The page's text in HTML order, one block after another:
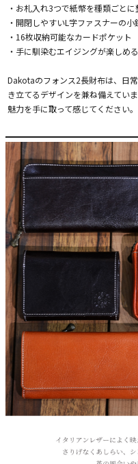
・お札入れ3つで紙幣を種類ごとに
・開閉しやすいL字ファスナーの小
・16枚収納可能なカードポケット
・手に馴染むエイジングが楽しめ
Dakotaのフォンス2長財布は、日
き立てるデザインを兼ね備えてい
魅力を手に取って感じてください。